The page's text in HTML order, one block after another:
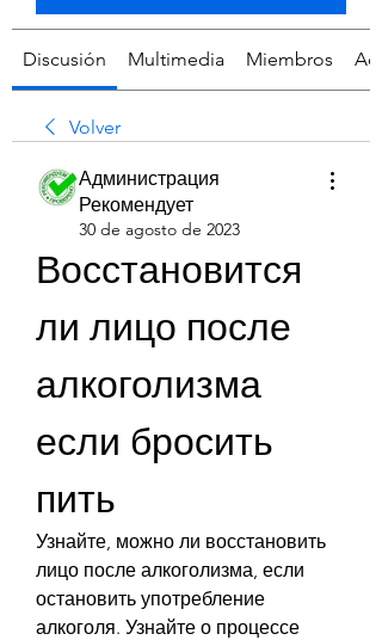
Discusión Multimedia Miembros
Volver
Администрация
Рекомендует
30 de agosto de 2023
Восстановится
ли лицо после
алкоголизма
если бросить
пить
Узнайте, можно ли восстановить
лицо после алкоголизма, если
остановить употребление
алкоголя. Узнайте о процессе